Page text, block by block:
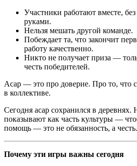
Участники работают вместе,
руками.
Нельзя мешать другой команде.
Побеждает та, что закончит
работу качественно.
Никто не получает приза —
честь победителей.
Асар — это про доверие. Про то, что
в коллективе.
Сегодня асар сохранился в деревнях.
показывают как часть культуры —
помощь — это не обязанность, а честь.
Почему эти игры важны сегодня